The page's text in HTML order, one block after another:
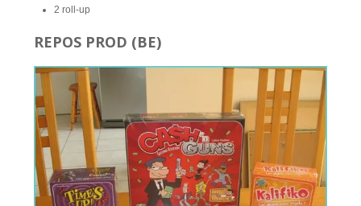
2 roll-up
REPOS PROD (BE)